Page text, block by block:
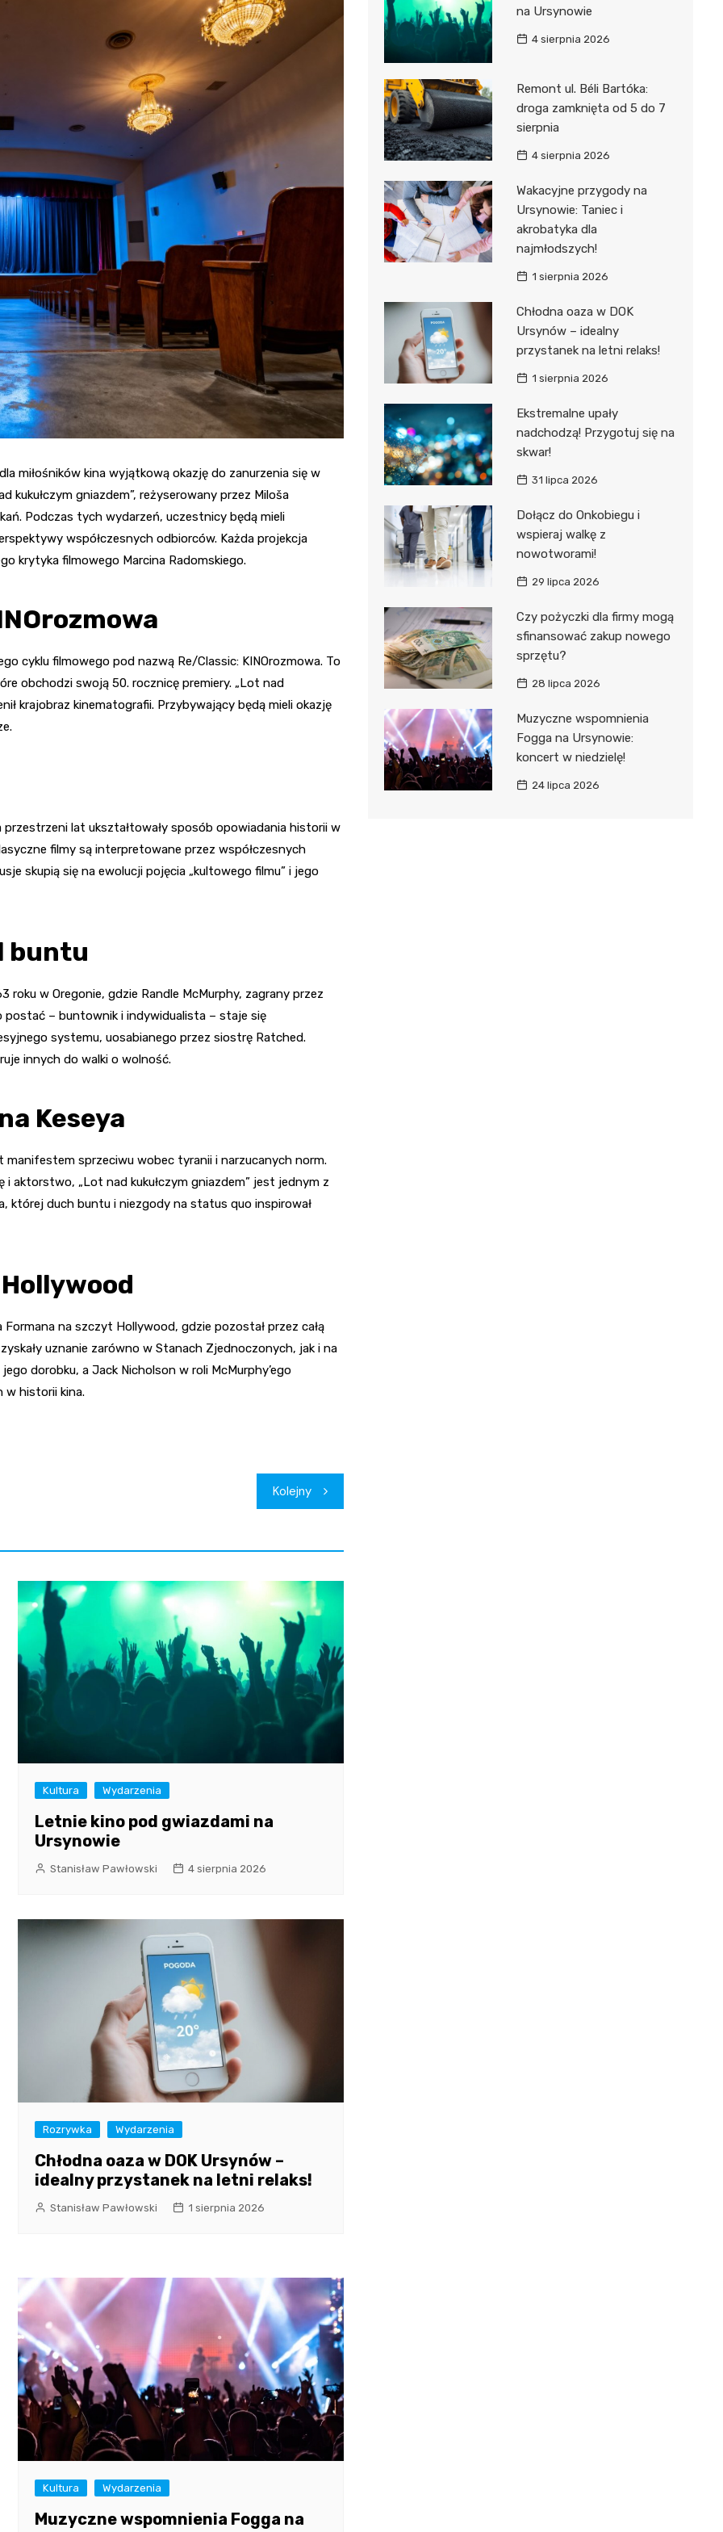
Kosmetyczka
miłośników kina wyjątkową okazję do zanurzenia się w
kukułczym gniazdem”, reżyserowany przez Miloša
Podczas tych wydarzeń, uczestnicy będą mieli
współczesnych odbiorców. Każda projekcja
krytyka filmowego Marcina Radomskiego.
cyklu filmowego pod nazwą Re/Classic: KINOrozmowa. To
obchodzi swoją 50. rocznicę premiery. „Lot nad
krajobraz kinematografii. Przybywający będą mieli okazję
przestrzeni lat ukształtowały sposób opowiadania historii w
filmy są interpretowane przez współczesnych
skupią się na ewolucji pojęcia „kultowego filmu” i jego
buntu
roku w Oregonie, gdzie Randle McMurphy, zagrany przez
– buntownik i indywidualista – staje się
systemu, uosabianego przez siostrę Ratched.
innych do walki o wolność.
Keseya
sprzeciwu wobec tyranii i narzucanych norm.
aktorstwo, „Lot nad kukułczym gniazdem” jest jednym z
której duch buntu i niezgody na status quo inspirował
Formana na szczyt Hollywood, gdzie pozostał przez całą
uznanie zarówno w Stanach Zjednoczonych, jak i na
dorobku, a Jack Nicholson w roli McMurphy’ego
w historii kina.
Kolejny
Kultura Wydarzenia
Letnie kino pod gwiazdami na
Ursynowie
Stanisław Pawłowski 4 sierpnia 2026
Rozrywka Wydarzenia
Chłodna oaza w DOK Ursynów –
idealny przystanek na letni relaks!
Stanisław Pawłowski 1 sierpnia 2026
Kultura Wydarzenia
Muzyczne wspomnienia Fogga na
na Ursynowie
4 sierpnia 2026
Remont ul. Béli Bartóka:
droga zamknięta od 5 do 7
sierpnia
4 sierpnia 2026
Wakacyjne przygody na
Ursynowie: Taniec i
akrobatyka dla
najmłodszych!
1 sierpnia 2026
Chłodna oaza w DOK
Ursynów – idealny
przystanek na letni relaks!
1 sierpnia 2026
Ekstremalne upały
nadchodzą! Przygotuj się na
skwar!
31 lipca 2026
Dołącz do Onkobiegu i
wspieraj walkę z
nowotworami!
29 lipca 2026
Czy pożyczki dla firmy mogą
sfinansować zakup nowego
sprzętu?
28 lipca 2026
Muzyczne wspomnienia
Fogga na Ursynowie:
koncert w niedzielę!
24 lipca 2026